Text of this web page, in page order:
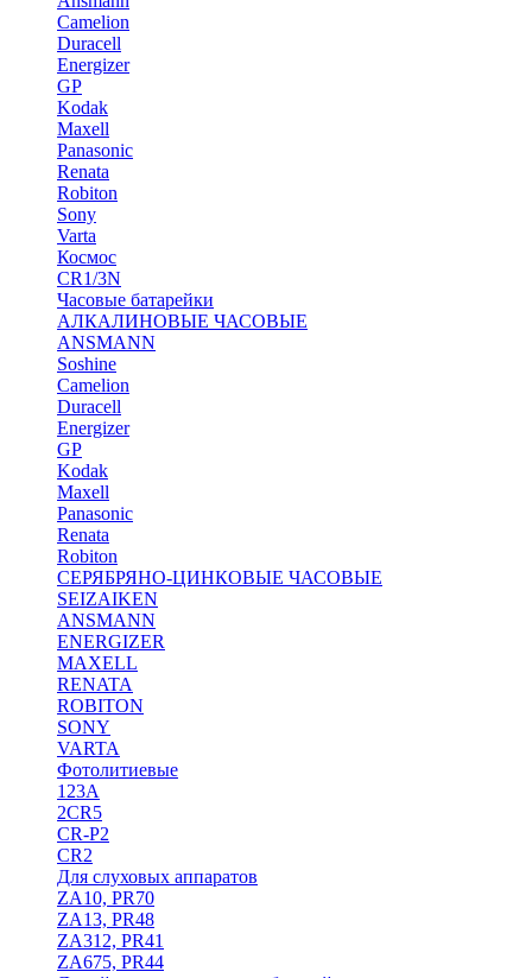
Camelion
Duracell
Energizer
GP
Kodak
Maxell
Panasonic
Renata
Robiton
Sony
Varta
Космос
CR1/3N
Часовые батарейки
АЛКАЛИНОВЫЕ ЧАСОВЫЕ
ANSMANN
Soshine
Camelion
Duracell
Energizer
GP
Kodak
Maxell
Panasonic
Renata
Robiton
СЕРЯБРЯНО-ЦИНКОВЫЕ ЧАСОВЫЕ
SEIZAIKEN
ANSMANN
ENERGIZER
MAXELL
RENATA
ROBITON
SONY
VARTA
Фотолитиевые
123A
2CR5
CR-P2
CR2
Для слуховых аппаратов
ZA10, PR70
ZA13, PR48
ZA312, PR41
ZA675, PR44